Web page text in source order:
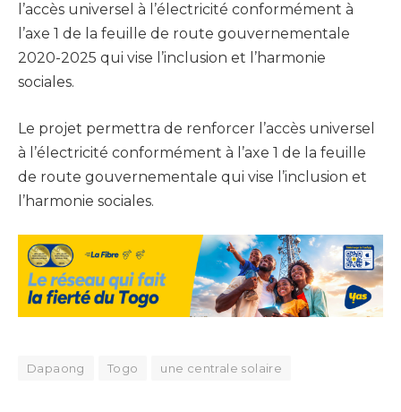
l’accès universel à l’électricité conformément à
l’axe 1 de la feuille de route gouvernementale
2020-2025 qui vise l’inclusion et l’harmonie
sociales.
Le projet permettra de renforcer l’accès universel
à l’électricité conformément à l’axe 1 de la feuille
de route gouvernementale qui vise l’inclusion et
l’harmonie sociales.
Dapaong Togo une centrale solaire